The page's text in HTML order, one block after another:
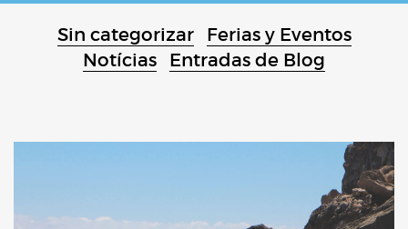
Sin categorizar
Ferias y Eventos
Notícias
Entradas de Blog